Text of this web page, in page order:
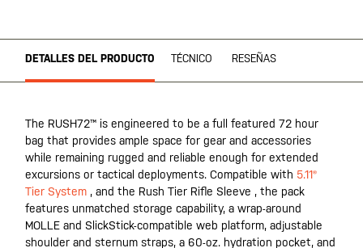
DETALLES DEL PRODUCTO TÉCNICO RESEÑAS
The RUSH72™ is engineered to be a full featured 72 hour
bag that provides ample space for gear and accessories
while remaining rugged and reliable enough for extended
excursions or tactical deployments. Compatible with 5.11®
Tier System , and the Rush Tier Rifle Sleeve , the pack
features unmatched storage capability, a wrap-around
MOLLE and SlickStick-compatible web platform, adjustable
shoulder and sternum straps, a 60-oz. hydration pocket, and